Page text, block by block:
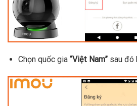
Chọn quốc gia “Việt Nam”sau đó